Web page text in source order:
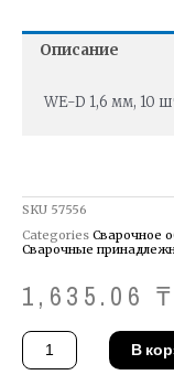
Описание
WE-D 1,6 мм, 10
SKU 57556
Categories Сварочное
Сварочные
1,635.06 ₸
Количество
товара
Корпус
В